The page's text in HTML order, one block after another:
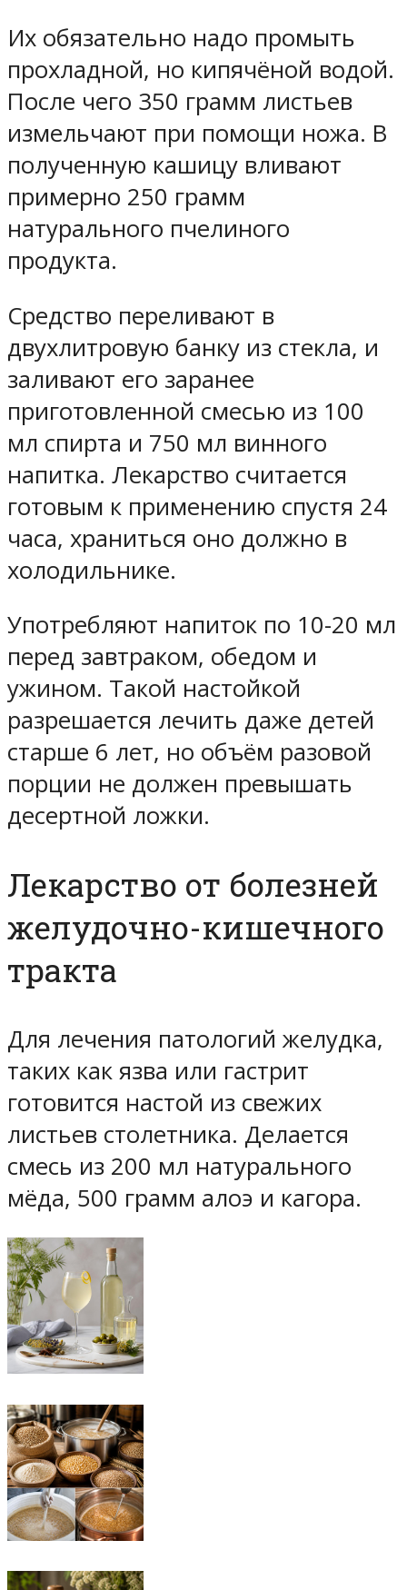
Их обязательно надо промыть
прохладной, но кипячёной водой.
После чего 350 грамм листьев
измельчают при помощи ножа. В
полученную кашицу вливают
примерно 250 грамм
натурального пчелиного
продукта.
Средство переливают в
двухлитровую банку из стекла, и
заливают его заранее
приготовленной смесью из 100
мл спирта и 750 мл винного
напитка. Лекарство считается
готовым к применению спустя 24
часа, храниться оно должно в
холодильнике.
Употребляют напиток по 10-20 мл
перед завтраком, обедом и
ужином. Такой настойкой
разрешается лечить даже детей
старше 6 лет, но объём разовой
порции не должен превышать
десертной ложки.
Лекарство от болезней
желудочно-кишечного
тракта
Для лечения патологий желудка,
таких как язва или гастрит
готовится настой из свежих
листьев столетника. Делается
смесь из 200 мл натурального
мёда, 500 грамм алоэ и кагора.